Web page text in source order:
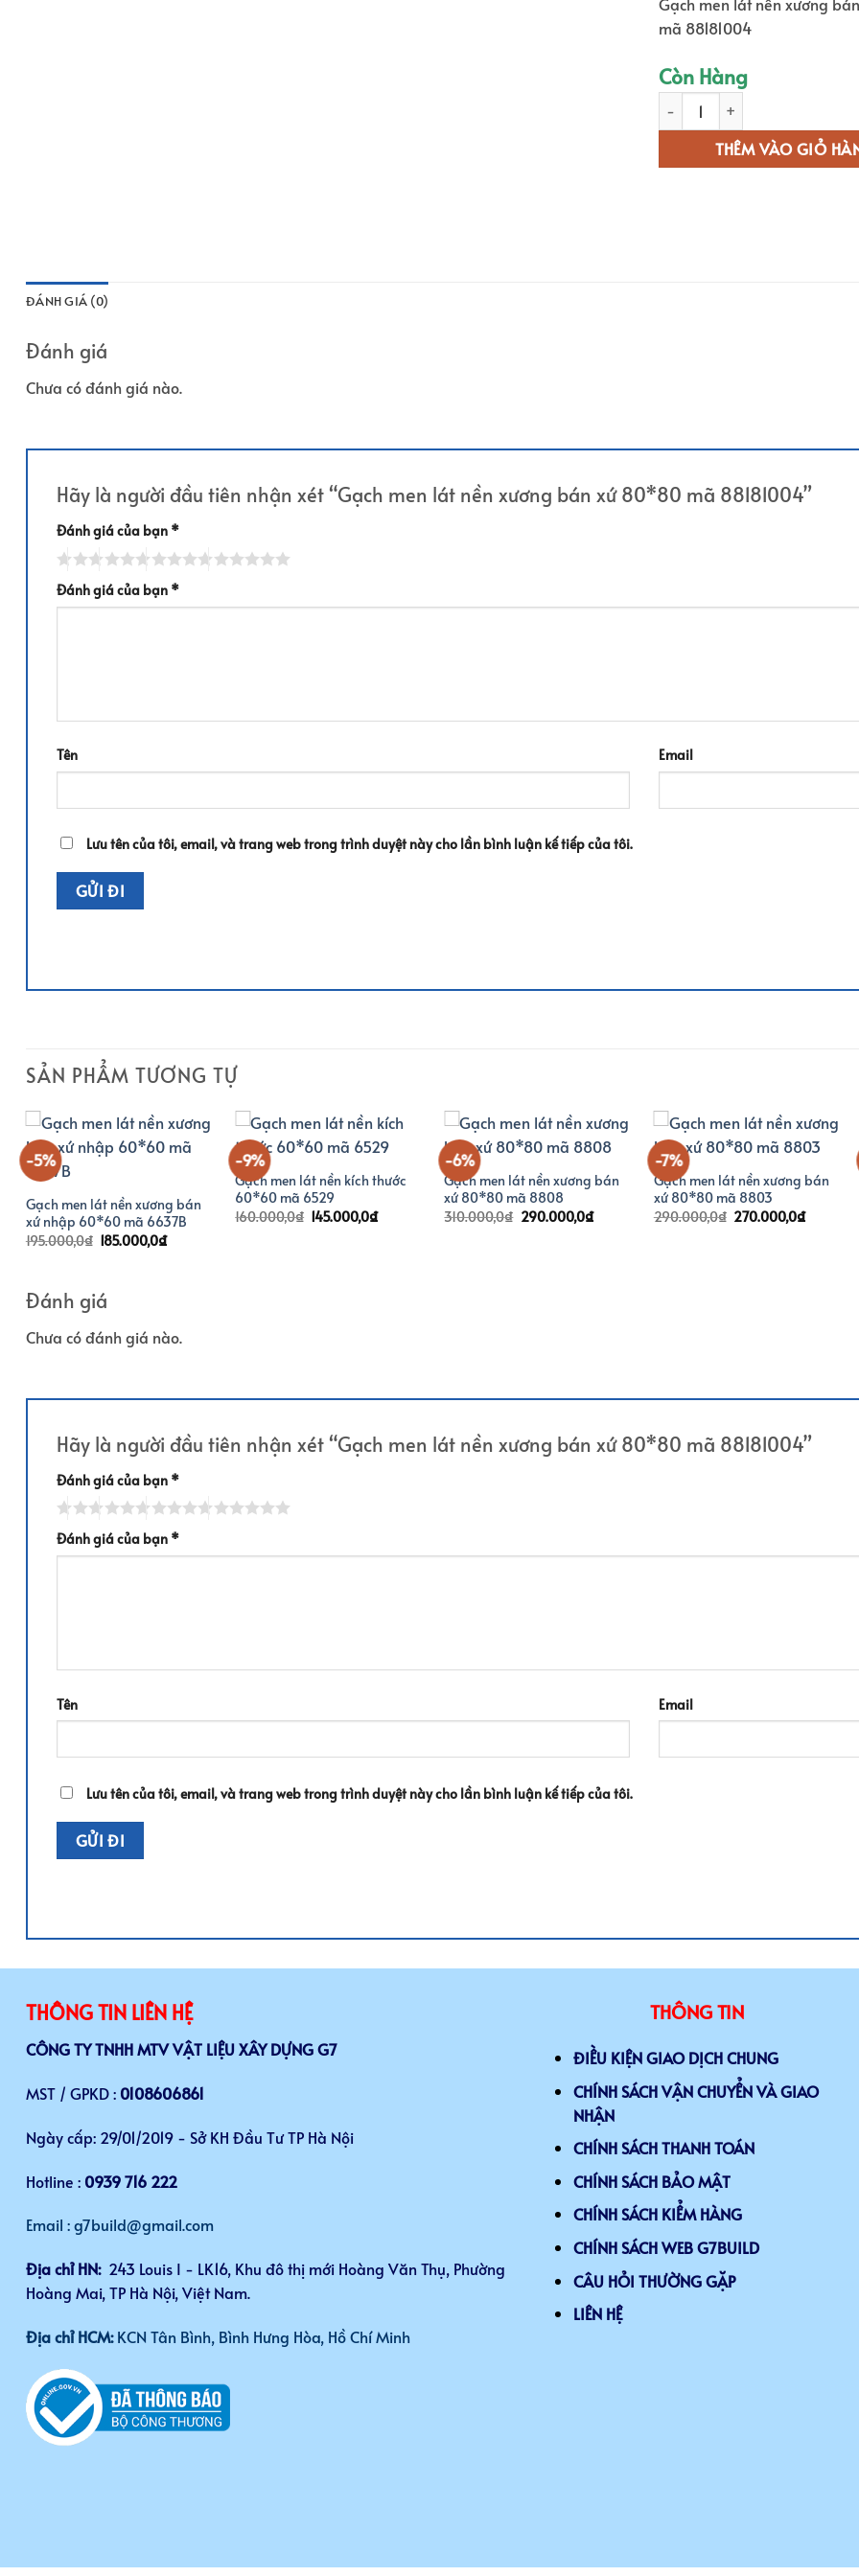
là:
mã 88181004
Còn Hàng
Gạch men lát nền xương bán
THÊM VÀO GIỎ
ĐÁNH GIÁ (0)
Đánh giá
Chưa có đánh giá nào.
Hãy là người đầu tiên nhận xét “Gạch men lát nền xương bán xứ 80*80 mã 88181004”
Đánh giá của bạn *
Đánh giá của bạn *
Tên Email
Lưu tên của tôi, email, và trang web trong trình duyệt này cho lần bình luận kế tiếp của tôi.
SẢN PHẨM TƯƠNG TỰ
-5%
Gạch men lát nền xương bán
xứ nhập 60*60 mã 6637B
195.000,0₫ Giá
185.000,0₫Giá
-9%
Gạch men lát nền kích thước
60*60 mã 6529
160.000,0₫ Giá
145.000,0₫Giá
-6%
Gạch men lát nền xương bán
xứ 80*80 mã 8808
310.000,0₫ Giá
290.000,0₫Giá
-7%
Gạch men lát nền xương bán
xứ 80*80 mã 8803
290.000,0₫ Giá
270.000,0₫Giá
Đánh giá
Chưa có đánh giá nào.
Hãy là người đầu tiên nhận xét “Gạch men lát nền xương bán xứ 80*80 mã 88181004”
Đánh giá của bạn *
Đánh giá của bạn *
Tên Email
Lưu tên của tôi, email, và trang web trong trình duyệt này cho lần bình luận kế tiếp của tôi.
THÔNG TIN LIÊN HỆ
CÔNG TY TNHH MTV VẬT LIỆU XÂY DỰNG G7
MST / GPKD : 0108606861
Ngày cấp: 29/01/2019 - Sở KH Đầu Tư TP Hà Nội
Hotline : 0939 716 222
Email : g7build@gmail.com
Địa chỉ HN: 243 Louis I - LK16, Khu đô thị mới Hoàng Văn Thụ, Phường
Hoàng Mai, TP Hà Nội, Việt Nam.
Địa chỉ HCM:KCN Tân Bình, Bình Hưng Hòa, Hồ Chí Minh
THÔNG TIN
ĐIỀU KIỆN GIAO DỊCH CHUNG
CHÍNH SÁCH VẬN CHUYỂN VÀ GIAO
NHẬN
CHÍNH SÁCH THANH TOÁN
CHÍNH SÁCH BẢO MẬT
CHÍNH SÁCH KIỂM HÀNG
CHÍNH SÁCH WEB G7BUILD
CÂU HỎI THƯỜNG GẶP
LIÊN HỆ